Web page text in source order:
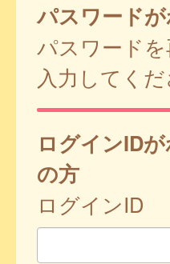
パスワード
パスワード
入力してくだ
ログインID
の方
ログインID